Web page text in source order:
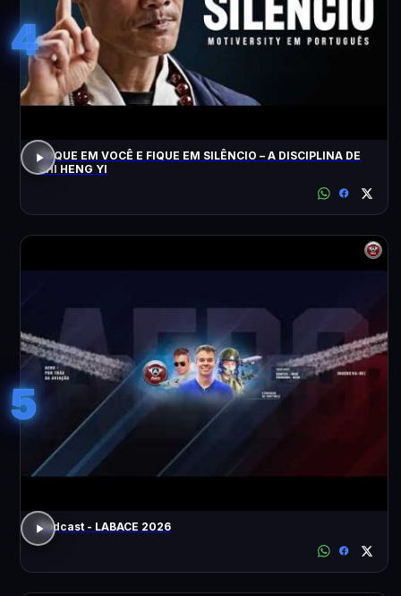
4
FOQUE EM VOCÊ E FIQUE EM SILÊNCIO – A DISCIPLINA DE
SHI HENG YI
5
Podcast - LABACE 2026